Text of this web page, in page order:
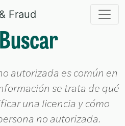
Fraud
autorizada es común en
se trata de qué
una licencia y cómo
no autorizada.